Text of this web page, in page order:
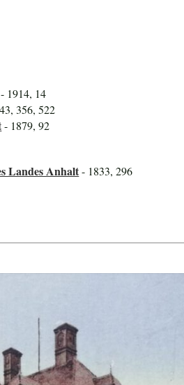
- 1914, 14
356, 522
- 1879, 92
Landes Anhalt- 1833, 296